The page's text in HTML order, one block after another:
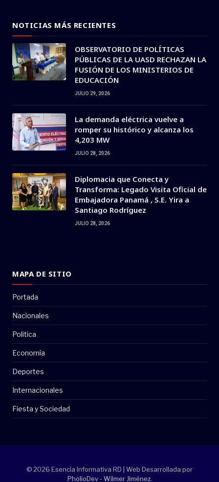
NOTICIAS MÁS RECIENTES
OBSERVATORIO DE POLÍTICAS
PÚBLICAS DE LA UASD RECHAZAN LA
FUSIÓN DE LOS MINISTERIOS DE
EDUCACIÓN
JULIO 29, 2026
La demanda eléctrica vuelve a
romper su histórico y alcanza los
4,203 MW
JULIO 28, 2026
Diplomacia que Conecta y
Transforma: Legado Visita Oficial de
Embajadora Panamá , S.E. Yira a
Santiago Rodríguez
JULIO 28, 2026
MAPA DE SITIO
Portada
Nacionales
Politica
Economía
Deportes
Internacionales
Fiesta y Sociedad
© 2026 Esencia Informativa RD | Web Desarrollada por
PholioDev - Wilmer Jiménez.